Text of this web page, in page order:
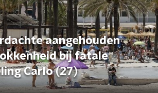
aangehouden
bij fatale
Carlo (27)